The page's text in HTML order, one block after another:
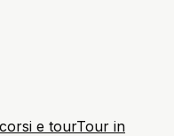
e tourTour in